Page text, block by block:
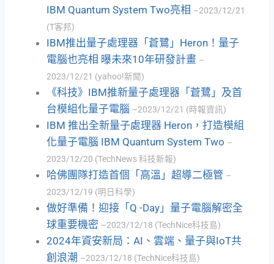
IBM Quantum System Two亮相 –2023/12/21
(T客邦)
IBM推出量子處理器「蒼鷺」Heron！量子
電腦也亮相 曝未來10年研發計畫 –
2023/12/21 (yahoo!新聞)
《科技》IBM推新量子處理器「蒼鷺」及首
台模組化量子電腦 –2023/12/21 (時報資訊)
IBM 推出全新量子處理器 Heron，打造模組
化量子電腦 IBM Quantum System Two –
2023/12/20 (TechNews 科技新報)
哈佛團隊打造首個「高溫」超導二極管 –
2023/12/19 (明日科學)
做好準備！迎接「Q -Day」量子電腦解密全
球重要機密 –2023/12/18 (TechNice科技島)
2024年資安新局：AI、雲端、量子與IoT共
創浪潮 –2023/12/18 (TechNice科技島)